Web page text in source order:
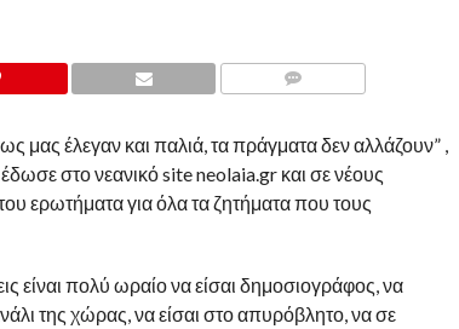
μας έλεγαν και παλιά, τα πράγματα δεν αλλάζουν” ,
στο νεανικό site neolaia.gr και σε νέους
ερωτήματα για όλα τα ζητήματα που τους
είναι πολύ ωραίο να είσαι δημοσιογράφος, να
της χώρας, να είσαι στο απυρόβλητο, να σε